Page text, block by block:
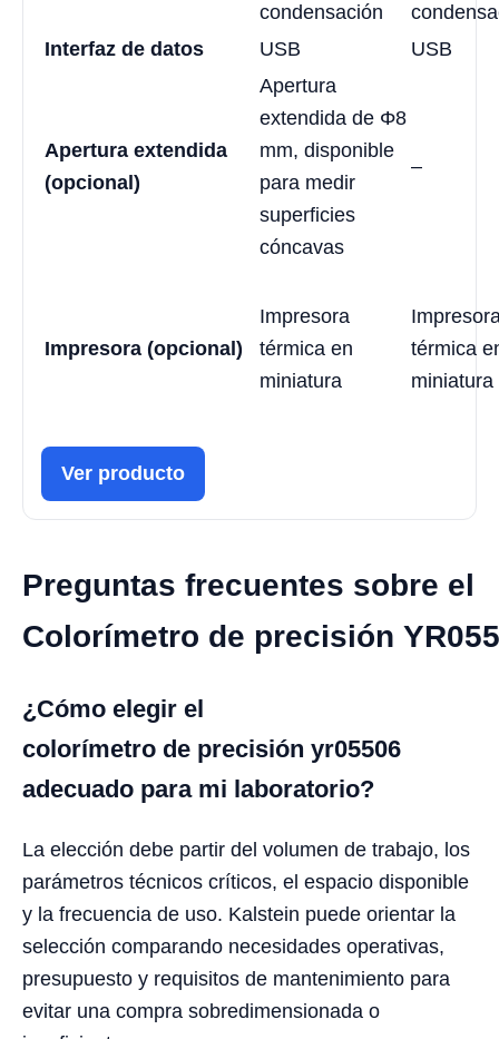
condensación
Interfaz de datos
USB USB
Apertura extendida
(opcional)
Apertura
extendida de Φ8
mm, disponible
para medir
superficies
cóncavas
–
Impresora (opcional)
Impresora
térmica en
miniatura
térmica
miniatura
Ver producto
Preguntas frecuentes sobre el
Colorímetro de precisión
¿Cómo elegir el
colorímetro de precisión yr05506
adecuado para mi laboratorio?
La elección debe partir del volumen de trabajo, los
parámetros técnicos críticos, el espacio disponible
y la frecuencia de uso. Kalstein puede orientar la
selección comparando necesidades operativas,
presupuesto y requisitos de mantenimiento para
evitar una compra sobredimensionada o